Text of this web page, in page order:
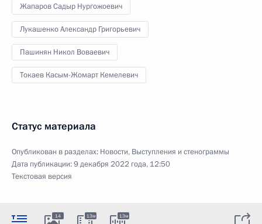
Жапаров Садыр Нургожоевич
Лукашенко Александр Григорьевич
Пашинян Никол Воваевич
Токаев Касым-Жомарт Кемелевич
Статус материала
Опубликован в разделах: Новости, Выступления и стенограммы
Дата публикации:9 декабря 2022 года, 12:50
Текстовая версия
14 13м 13м